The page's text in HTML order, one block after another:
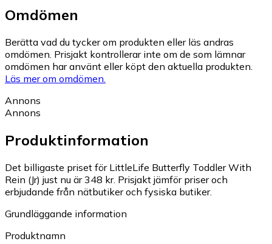
Omdömen
Berätta vad du tycker om produkten eller läs andras
omdömen. Prisjakt kontrollerar inte om de som lämnar
omdömen har använt eller köpt den aktuella produkten.
Läs mer om omdömen.
Annons
Annons
Produktinformation
Det billigaste priset för LittleLife Butterfly Toddler With
Rein (Jr) just nu är 348 kr. Prisjakt jämför priser och
erbjudande från nätbutiker och fysiska butiker.
Grundläggande information
Produktnamn